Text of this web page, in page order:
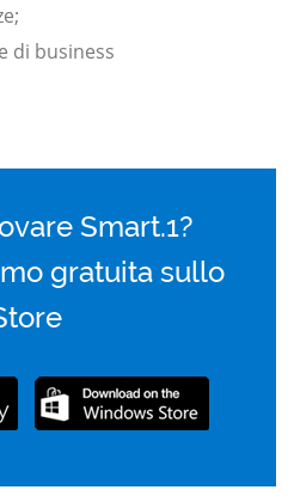
di business
Smart.1?
gratuita sullo